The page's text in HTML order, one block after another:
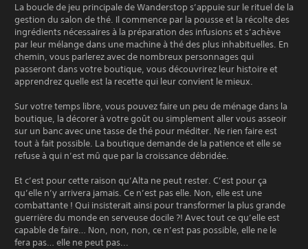
La boucle de jeu principale de Wanderstop s’appuie sur le rituel de la
gestion du salon de thé. Il commence par la pousse et la récolte des
ingrédients nécessaires à la préparation des infusions et s’achève
par leur mélange dans une machine à thé des plus inhabituelles. En
chemin, vous parlerez avec de nombreux personnages qui
passeront dans votre boutique, vous découvrirez leur histoire et
apprendrez quelle est la recette qui leur convient le mieux.
Sur votre temps libre, vous pouvez faire un peu de ménage dans la
boutique, la décorer à votre goût ou simplement aller vous asseoir
sur un banc avec une tasse de thé pour méditer. Ne rien faire est
tout à fait possible. La boutique demande de la patience et elle se
refuse à qui n’est mû que par la croissance débridée.
Et c’est pour cette raison qu’Alta ne peut rester. C’est pour ça
qu’elle n’y arrivera jamais. Ce n’est pas elle. Non, elle est une
combattante ! Qui insisterait ainsi pour transformer la plus grande
guerrière du monde en serveuse docile ?! Avec tout ce qu’elle est
capable de faire… Non, non, non, ce n’est pas possible, elle ne le
fera pas… elle ne peut pas...